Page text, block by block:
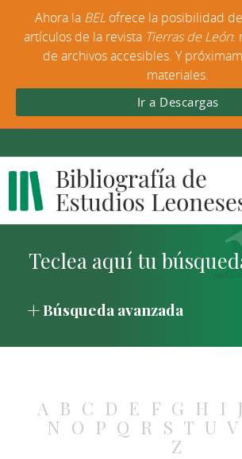
Búsqueda avanzada
A B C D E F G H I J
N O P Q R S T U V
Z
Ahora la BEL ofrece la posibilidad
artículos de la revista Tierras de León:
de archivos accesibles. Y
materiales.
Ir a Descargas